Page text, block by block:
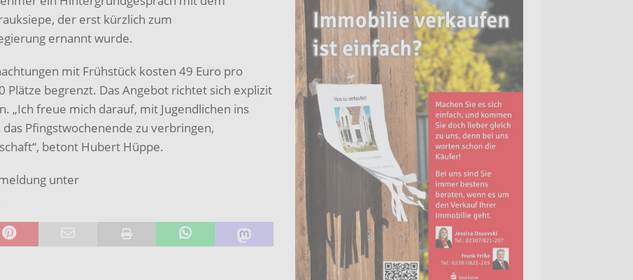
der erst kürzlich zum
ernannt wurde.
mit Frühstück kosten 49 Euro pro
Plätze begrenzt. Das Angebot richtet sich explizit
„Ich freue mich darauf, mit Jugendlichen ins
Pfingstwochenende zu verbringen,
betont Hubert Hüppe.
unter